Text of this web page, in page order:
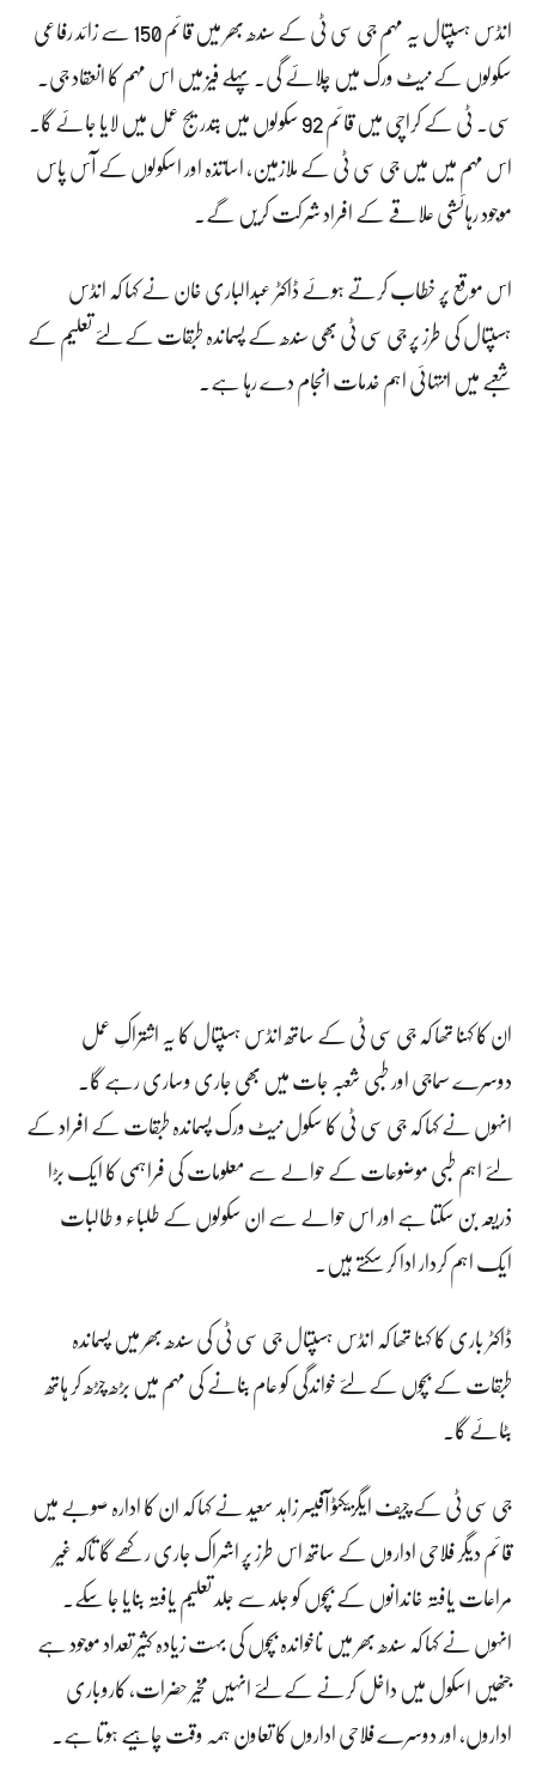
انڈس ہسپتال یہ مہم جی سی ٹی کے سندھ بھر میں قائم 150 سے زائد رفاعی
سکولوں کے نیٹ ورک میں چلائے گی۔ پہلے فیز میں اس مہم کا انعقاد جی۔
سی۔ ٹی کے کراچی میں قائم 92 سکولوں میں بتدریج عمل میں لایا جائے گا۔
اس مہم میں میں جی سی ٹی کے ملازمین، اساتذہ اور اسکولوں کے آس پاس
موجود رہائشی علاقے کے افراد شرکت کریں گے۔
اس موقع پر خطاب کرتے ہوئے ڈاکٹر عبدالباری خان نے کہا کہ انڈس
ہسپتال کی طرز پر جی سی ٹی بھی سندھ کے پسماندہ طبقات کے لئے تعلیم کے
شعبے میں انتہائی اہم خدمات انجام دے رہا ہے۔
ان کا کہنا تھا کہ جی سی ٹی کے ساتھ انڈس ہسپتال کا یہ اشتراکِ عمل
دوسرے سماجی اور طبی شعبہ جات میں بھی جاری وساری رہے گا۔
انہوں نے کہا کہ جی سی ٹی کا سکول نیٹ ورک پسماندہ طبقات کے افراد کے
لئے اہم طبی موضوعات کے حوالے سے معلومات کی فراہمی کا ایک بڑا
ذریعہ بن سکتا ہے اور اس حوالے سے ان سکولوں کے طلباء و طالبات
ایک اہم کردار ادا کر سکتے ہیں۔
ڈاکٹر باری کا کہنا تھا کہ انڈس ہسپتال جی سی ٹی کی سندھ بھر میں پسماندہ
طبقات کے بچوں کے لئے خواندگی کو عام بنانے کی مہم میں بڑھ چڑھ کر ہاتھ
بٹائے گا۔
جی سی ٹی کے چیف ایگزیکٹو آفیسر زاہد سعید نے کہا کہ ان کا ادارہ صوبے میں
قائم دیگر فلاحی اداروں کے ساتھ اس طرز پر اشراک جاری رکھے گا تاکہ غیر
مراعات یافتہ خاندانوں کے بچوں کو جلد سے جلد تعلیم یافتہ بنایا جا سکے۔
انہوں نے کہا کہ سندھ بھر میں ناخواندہ بچوں کی بہت زیادہ کثیر تعداد موجود ہے
جنھیں اسکول میں داخل کرنے کے لئے انہیں مخیر حضرات، کاروباری
اداروں، اور دوسرے فلاحی اداروں کا تعاون ہمہ وقت چاہیے ہوتا ہے۔